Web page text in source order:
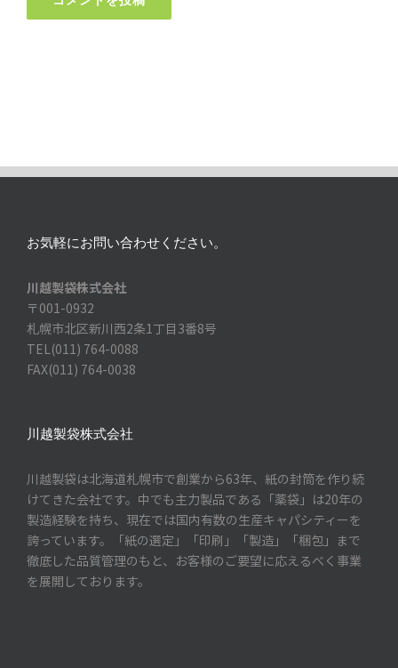
お気軽にお問い合わせください。
川越製袋株式会社
〒001-0932
札幌市北区新川西2条1丁目3番8号
TEL(011) 764-0088
FAX(011) 764-0038
川越製袋株式会社
川越製袋は北海道札幌市で創業から63年、紙の封筒を作り続
けてきた会社です。中でも主力製品である「薬袋」は20年の
製造経験を持ち、現在では国内有数の生産キャパシティーを
誇っています。「紙の選定」「印刷」「製造」「梱包」まで
徹底した品質管理のもと、お客様のご要望に応えるべく事業
を展開しております。